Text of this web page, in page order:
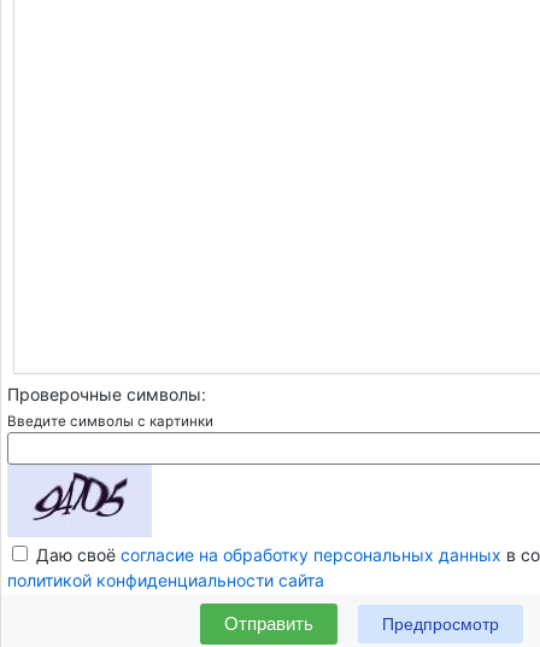
Проверочные символы:
Введите символы с картинки
Даю своё согласие на обработку персональных данных в
политикой конфиденциальности сайта
Отправить